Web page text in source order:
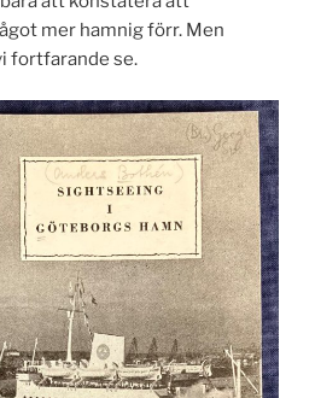
mer hamnig förr. Men
fortfarande se.